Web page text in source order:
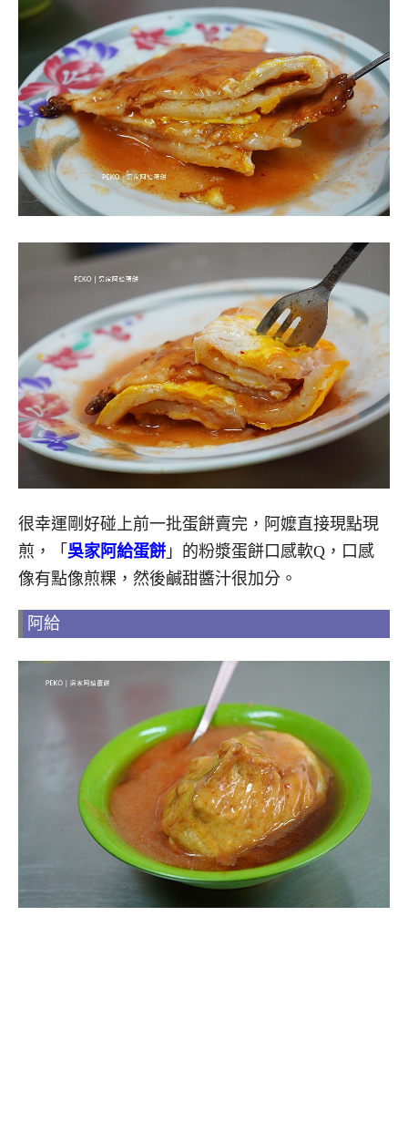
很幸運剛好碰上前一批蛋餅賣完，阿嬤直接現點現
煎，「 吳家阿給蛋餅 」的粉漿蛋餅口感軟Q，口感
像有點像煎粿，然後鹹甜醬汁很加分。
阿給